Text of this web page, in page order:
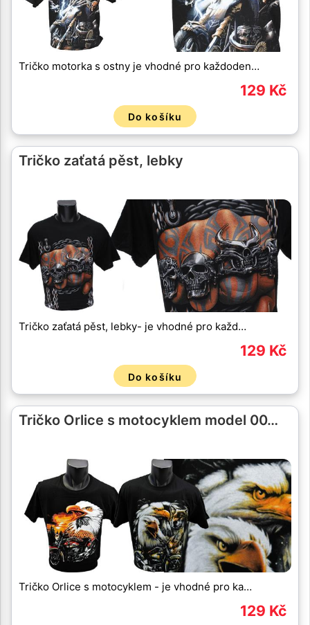
Tričko motorka s ostny je vhodné pro každoden…
129 Kč
Do košíku
Tričko zaťatá pěst, lebky
Tričko zaťatá pěst, lebky- je vhodné pro každ…
129 Kč
Do košíku
Tričko Orlice s motocyklem model 00…
Tričko Orlice s motocyklem - je vhodné pro ka…
129 Kč